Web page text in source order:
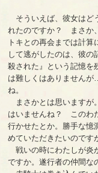
そういえば、彼女はど
れたのですか？ まさか
トキとの再会までは計
して逃がしたのは、彼の
殺された』という記憶を
は難しくはありません
ね。
まさかとは思いますが
はいませんね？ このわ
行かせたとか。勝手な憶
めていただきたいのです
戦いの時にわたしが炎
ですか。遂行者の仲間な